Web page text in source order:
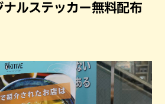
ルステッカー無料配布